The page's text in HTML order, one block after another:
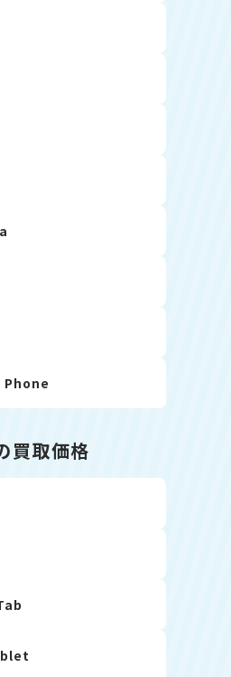
買取価格